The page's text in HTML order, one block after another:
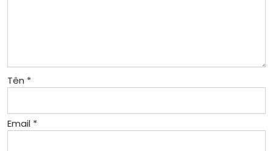
Tên *
Email *